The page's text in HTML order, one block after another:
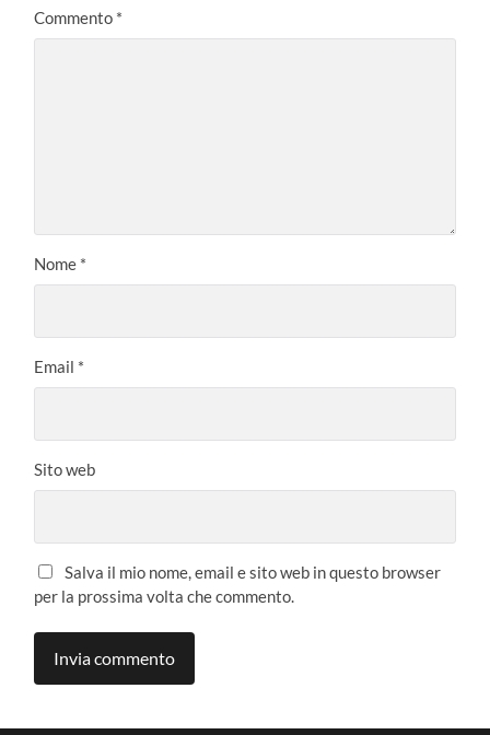
Commento *
Nome *
Email *
Sito web
Salva il mio nome, email e sito web in questo browser
per la prossima volta che commento.